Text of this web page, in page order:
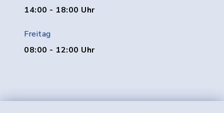
14:00 - 18:00 Uhr
Freitag
08:00 - 12:00 Uhr